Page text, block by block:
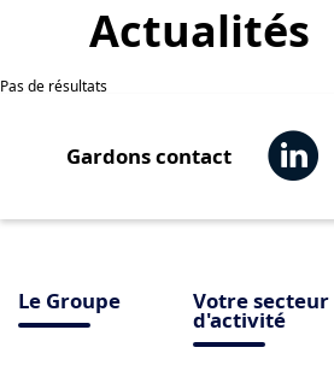
Actualités
Pas de résultats
Gardons contact
Le Groupe Votre secteur
d'activité